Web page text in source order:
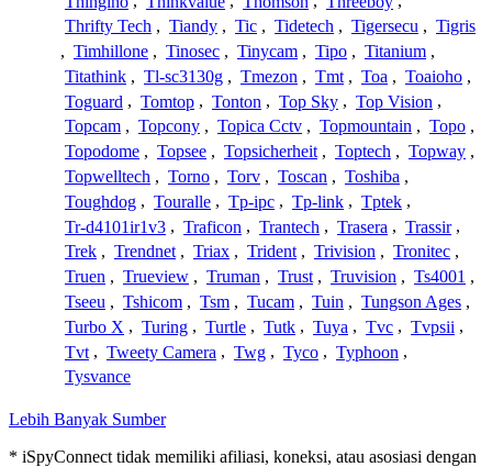
Thrifty Tech , Tiandy , Tic , Tidetech , Tigersecu , Tigris
, Timhillone , Tinosec , Tinycam , Tipo , Titanium ,
Titathink , Tl-sc3130g , Tmezon , Tmt , Toa , Toaioho ,
Toguard , Tomtop , Tonton , Top Sky , Top Vision ,
Topcam , Topcony , Topica Cctv , Topmountain , Topo ,
Topodome , Topsee , Topsicherheit , Toptech , Topway ,
Topwelltech , Torno , Torv , Toscan , Toshiba ,
Toughdog , Touralle , Tp-ipc , Tp-link , Tptek ,
Tr-d4101ir1v3 , Traficon , Trantech , Trasera , Trassir ,
Trek , Trendnet , Triax , Trident , Trivision , Tronitec ,
Truen , Trueview , Truman , Trust , Truvision , Ts4001 ,
Tseeu , Tshicom , Tsm , Tucam , Tuin , Tungson Ages ,
Turbo X , Turing , Turtle , Tutk , Tuya , Tvc , Tvpsii ,
Tvt , Tweety Camera , Twg , Tyco , Typhoon ,
Tysvance
Lebih Banyak Sumber
* iSpyConnect tidak memiliki afiliasi, koneksi, atau asosiasi dengan